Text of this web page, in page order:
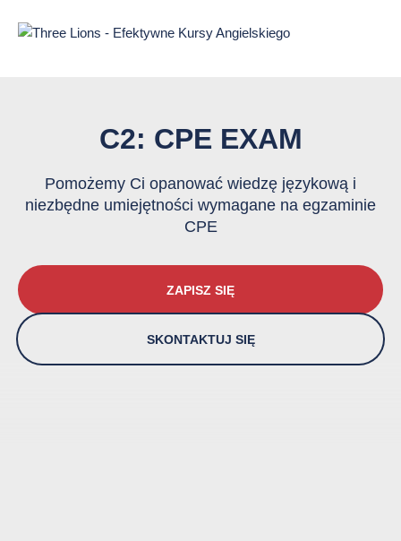
C2: CPE EXAM
Pomożemy Ci opanować wiedzę językową i
niezbędne umiejętności wymagane na egzaminie
CPE
ZAPISZ SIĘ
SKONTAKTUJ SIĘ